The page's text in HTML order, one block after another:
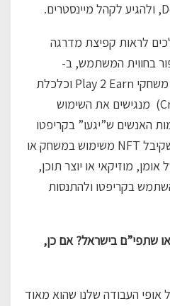
לראות קפיצת מדרגה
עם שיפור בחווית המשתמש, ב-
Onboarding ובשימושים – משחקי Play 2 Earn וכלכלת
היוצרים Creators Economy) מנגישים את השימוש
האנשים ש”יגעו” בקריפטו
תגדל מעריכית – משתמש שקיבל NFT משימוש במשחק או
מוזיקאי או יוצר תוכן,
בקריפטו ולהתנסות
שתפי”ם בישראל? אם כן,
אופי העבודה שלנו שהוא מאוד